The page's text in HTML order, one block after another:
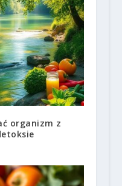
organizm z